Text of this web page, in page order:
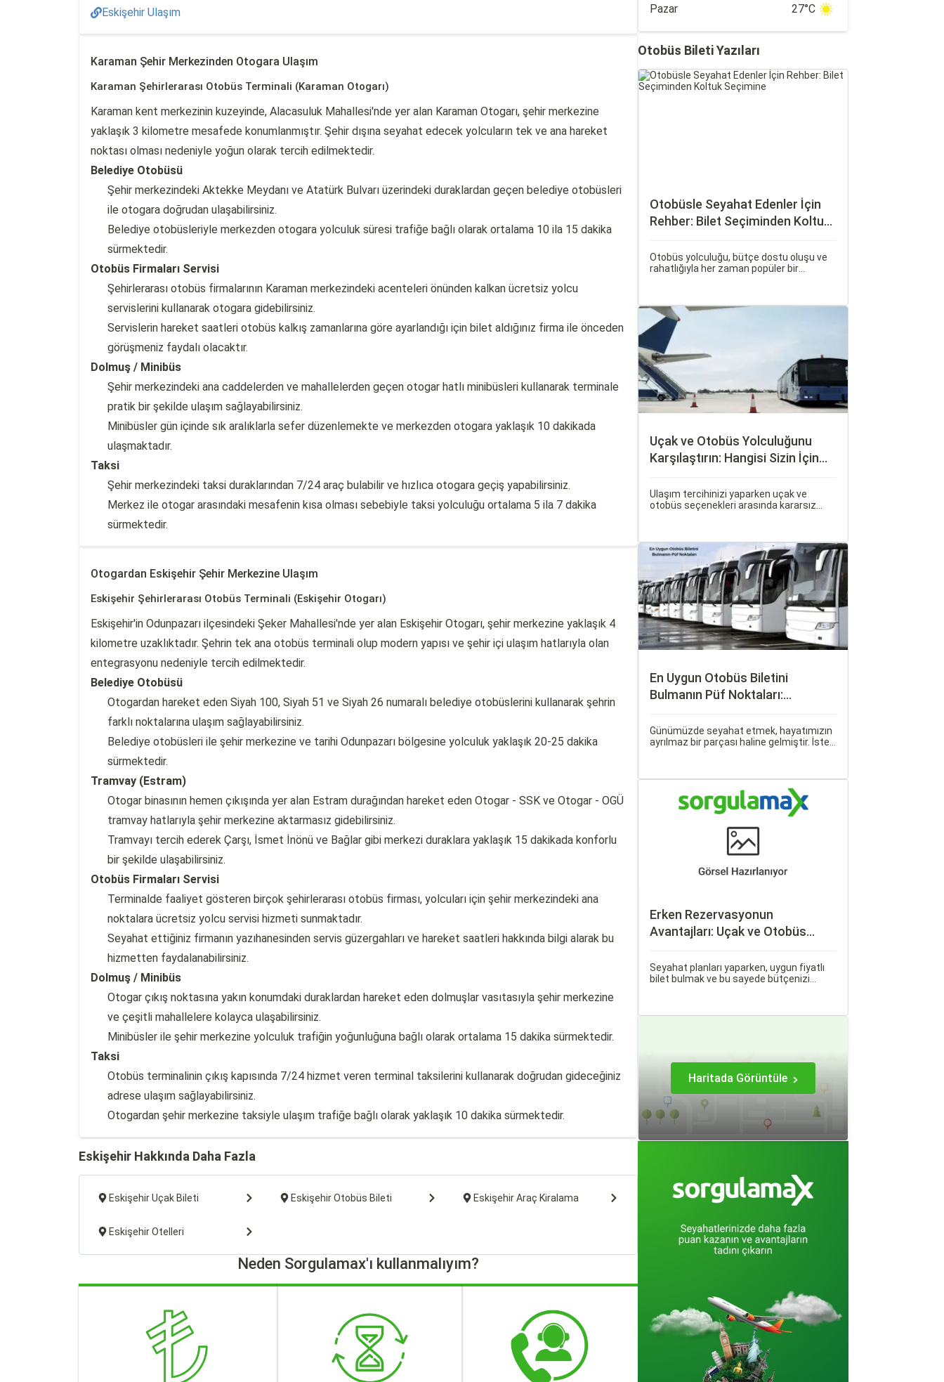
Eskişehir Ulaşım
Karaman Şehir Merkezinden Otogara Ulaşım
Karaman Şehirlerarası Otobüs Terminali (Karaman Otogarı)
Karaman kent merkezinin kuzeyinde, Alacasuluk Mahallesi'nde yer alan Karaman Otogarı, şehir merkezine
yaklaşık 3 kilometre mesafede konumlanmıştır. Şehir dışına seyahat edecek yolcuların tek ve ana hareket
noktası olması nedeniyle yoğun olarak tercih edilmektedir.
Belediye Otobüsü
Şehir merkezindeki Aktekke Meydanı ve Atatürk Bulvarı üzerindeki duraklardan geçen belediye otobüsleri
ile otogara doğrudan ulaşabilirsiniz.
Belediye otobüsleriyle merkezden otogara yolculuk süresi trafiğe bağlı olarak ortalama 10 ila 15 dakika
sürmektedir.
Otobüs Firmaları Servisi
Şehirlerarası otobüs firmalarının Karaman merkezindeki acenteleri önünden kalkan ücretsiz yolcu
servislerini kullanarak otogara gidebilirsiniz.
Servislerin hareket saatleri otobüs kalkış zamanlarına göre ayarlandığı için bilet aldığınız firma ile önceden
görüşmeniz faydalı olacaktır.
Dolmuş / Minibüs
Şehir merkezindeki ana caddelerden ve mahallelerden geçen otogar hatlı minibüsleri kullanarak terminale
pratik bir şekilde ulaşım sağlayabilirsiniz.
Minibüsler gün içinde sık aralıklarla sefer düzenlemekte ve merkezden otogara yaklaşık 10 dakikada
ulaşmaktadır.
Taksi
Şehir merkezindeki taksi duraklarından 7/24 araç bulabilir ve hızlıca otogara geçiş yapabilirsiniz.
Merkez ile otogar arasındaki mesafenin kısa olması sebebiyle taksi yolculuğu ortalama 5 ila 7 dakika
sürmektedir.
Otogardan Eskişehir Şehir Merkezine Ulaşım
Eskişehir Şehirlerarası Otobüs Terminali (Eskişehir Otogarı)
Eskişehir'in Odunpazarı ilçesindeki Şeker Mahallesi'nde yer alan Eskişehir Otogarı, şehir merkezine yaklaşık 4
kilometre uzaklıktadır. Şehrin tek ana otobüs terminali olup modern yapısı ve şehir içi ulaşım hatlarıyla olan
entegrasyonu nedeniyle tercih edilmektedir.
Belediye Otobüsü
Otogardan hareket eden Siyah 100, Siyah 51 ve Siyah 26 numaralı belediye otobüslerini kullanarak şehrin
farklı noktalarına ulaşım sağlayabilirsiniz.
Belediye otobüsleri ile şehir merkezine ve tarihi Odunpazarı bölgesine yolculuk yaklaşık 20-25 dakika
sürmektedir.
Tramvay (Estram)
Otogar binasının hemen çıkışında yer alan Estram durağından hareket eden Otogar - SSK ve Otogar - OGÜ
tramvay hatlarıyla şehir merkezine aktarmasız gidebilirsiniz.
Tramvayı tercih ederek Çarşı, İsmet İnönü ve Bağlar gibi merkezi duraklara yaklaşık 15 dakikada konforlu
bir şekilde ulaşabilirsiniz.
Otobüs Firmaları Servisi
Terminalde faaliyet gösteren birçok şehirlerarası otobüs firması, yolcuları için şehir merkezindeki ana
noktalara ücretsiz yolcu servisi hizmeti sunmaktadır.
Seyahat ettiğiniz firmanın yazıhanesinden servis güzergahları ve hareket saatleri hakkında bilgi alarak bu
hizmetten faydalanabilirsiniz.
Dolmuş / Minibüs
Otogar çıkış noktasına yakın konumdaki duraklardan hareket eden dolmuşlar vasıtasıyla şehir merkezine
ve çeşitli mahallelere kolayca ulaşabilirsiniz.
Minibüsler ile şehir merkezine yolculuk trafiğin yoğunluğuna bağlı olarak ortalama 15 dakika sürmektedir.
Taksi
Otobüs terminalinin çıkış kapısında 7/24 hizmet veren terminal taksilerini kullanarak doğrudan gideceğiniz
adrese ulaşım sağlayabilirsiniz.
Otogardan şehir merkezine taksiyle ulaşım trafiğe bağlı olarak yaklaşık 10 dakika sürmektedir.
Eskişehir Hakkında Daha Fazla
Eskişehir Uçak Bileti Eskişehir Otobüs Bileti Eskişehir Araç Kiralama
Eskişehir Otelleri
Neden Sorgulamax'ı kullanmalıyım?
Pazar 27°C
Otobüs Bileti Yazıları
Otobüsle Seyahat Edenler İçin
Rehber: Bilet Seçiminden Koltuk
Otobüs yolculuğu, bütçe dostu oluşu ve
rahatlığıyla her zaman popüler bir
püf noktası bulunuyor.
Uçak ve Otobüs Yolculuğunu
Karşılaştırın: Hangisi Sizin İçin
Ulaşım tercihinizi yaparken uçak ve
otobüs seçenekleri arasında kararsız
En Uygun Otobüs Biletini
Bulmanın Püf Noktaları:
Günümüzde seyahat etmek, hayatımızın
ayrılmaz bir parçası haline gelmiştir. İster
Erken Rezervasyonun
Avantajları: Uçak ve Otobüs
Seyahat planları yaparken, uygun fiyatlı
bilet bulmak ve bu sayede bütçenizi
Haritada Görüntüle